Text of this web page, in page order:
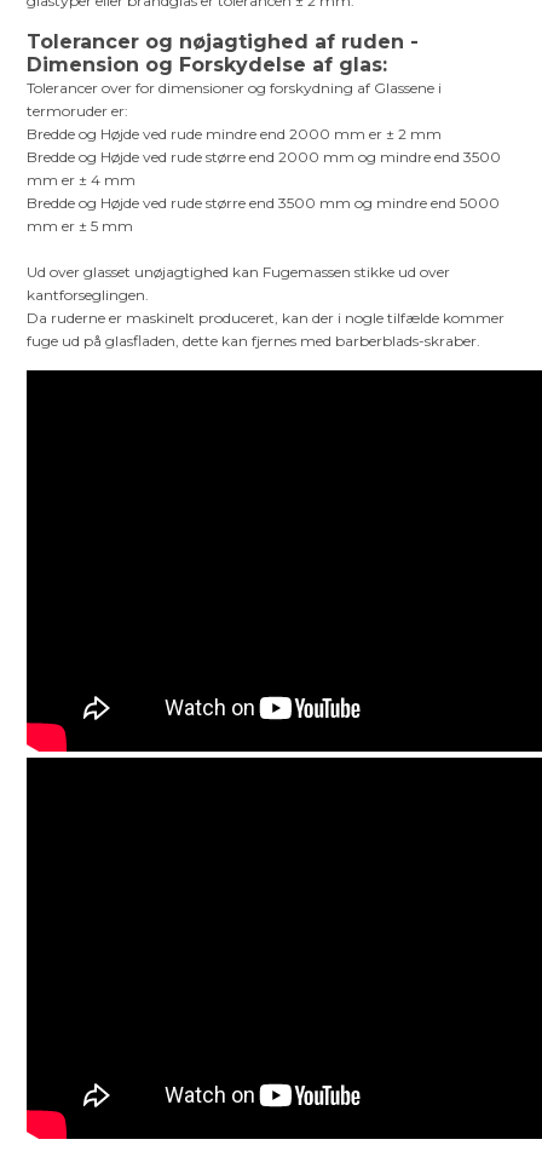
Tolerancer og nøjagtighed af ruden -
Dimension og Forskydelse af glas:
Tolerancer over for dimensioner og forskydning af Glassene i
termoruder er:
Bredde og Højde ved rude mindre end 2000 mm er ± 2 mm
Bredde og Højde ved rude større end 2000 mm og mindre end 3500
mm er ± 4 mm
Bredde og Højde ved rude større end 3500 mm og mindre end 5000
mm er ± 5 mm
Ud over glasset unøjagtighed kan Fugemassen stikke ud over
kantforseglingen.
Da ruderne er maskinelt produceret, kan der i nogle tilfælde kommer
fuge ud på glasfladen, dette kan fjernes med barberblads-skraber.